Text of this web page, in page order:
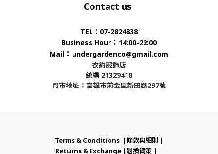
Contact us
TEL：07-2824838
Business Hour ： 14:00-22:00
Mail ： undergardenco@gmail.com
衣約服飾店
統編 21329418
門市地址：高雄市前金區新田路297號
Terms & Conditions |條款與細則 |
Returns & Exchange |退換貨策 |